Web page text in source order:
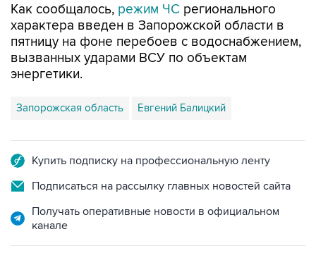
Как сообщалось, режим ЧС регионального
характера введен в Запорожской области в
пятницу на фоне перебоев с водоснабжением,
вызванных ударами ВСУ по объектам
энергетики.
Запорожская область Евгений Балицкий
Купить подписку на профессиональную ленту
Подписаться на рассылку главных новостей сайта
Получать оперативные новости в официальном
канале